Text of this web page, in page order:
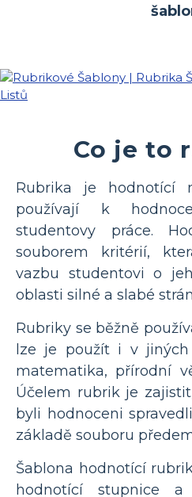
Co je to
Rubrika je hodnotící
používají k
studentovy práce.
souborem kritérií,
vazbu studentovi o
oblasti silné a slabé
Rubriky se běžně
lze je použít i v
matematika, přírodní
Účelem rubrik je
byli hodnoceni
základě souboru
Šablona hodnotící
hodnotící stupnice